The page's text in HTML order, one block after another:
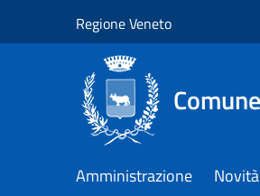
Regione Veneto
Amministrazione Novità